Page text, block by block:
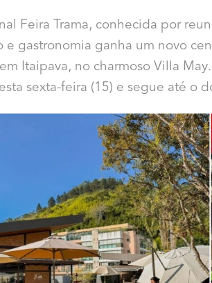
Feira Trama, conhecida por
e gastronomia ganha um novo
Itaipava, no charmoso Villa
sexta-feira (15) e segue até o